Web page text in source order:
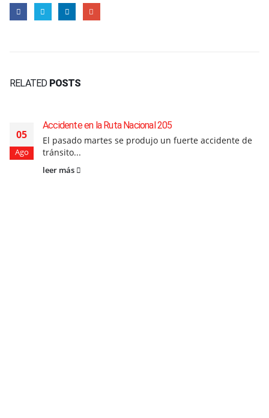
RELATED POSTS
05
Ago
Accidente en la Ruta Nacional 205
El pasado martes se produjo un fuerte accidente de
tránsito...
leer más